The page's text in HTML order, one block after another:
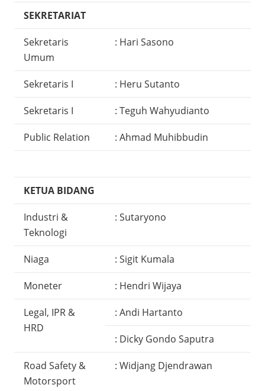
SEKRETARIAT
Sekretaris
Umum
: Hari Sasono
Sekretaris I : Heru Sutanto
Sekretaris I : Teguh Wahyudianto
Public Relation : Ahmad Muhibbudin
KETUA BIDANG
Industri &
Teknologi
: Sutaryono
Niaga : Sigit Kumala
Moneter : Hendri Wijaya
Legal, IPR &
HRD
: Andi Hartanto
: Dicky Gondo Saputra
Road Safety &
Motorsport
: Widjang Djendrawan